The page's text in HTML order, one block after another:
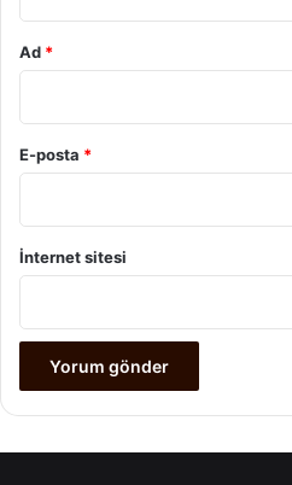
Ad *
E-posta *
İnternet sitesi